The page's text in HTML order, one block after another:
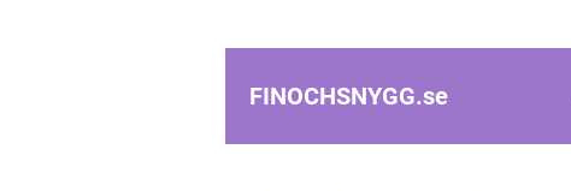
FINOCHSNYGG.se